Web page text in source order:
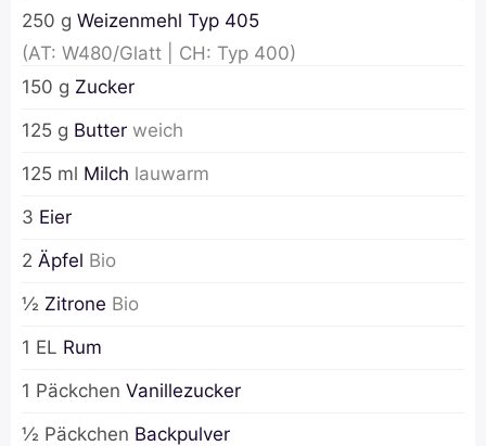
250 g Weizenmehl Typ 405
(AT: W480/Glatt | CH: Typ 400)
150 g Zucker
125 g Butter weich
125 ml Milch lauwarm
3 Eier
2 Äpfel Bio
½ Zitrone Bio
1 EL Rum
1 Päckchen Vanillezucker
½ Päckchen Backpulver